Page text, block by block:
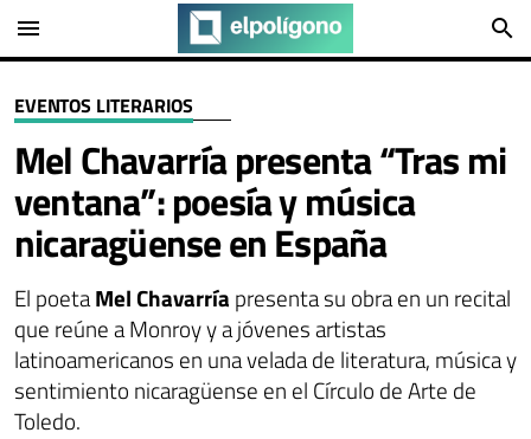
menu search
EVENTOS LITERARIOS
Mel Chavarría presenta “Tras mi
ventana”: poesía y música
nicaragüense en España
El poetaMel Chavarría presenta su obra en un recital
que reúne a Monroy y a jóvenes artistas
latinoamericanos en una velada de literatura, música y
sentimiento nicaragüense en el Círculo de Arte de
Toledo.